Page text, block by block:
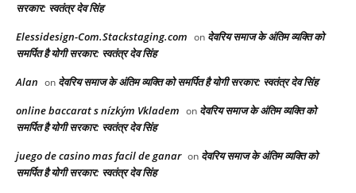
सरकार: स्वतंत्र देव सिंह
Elessidesign-Com.Stackstaging.com on देवरिय समाज के अंतिम व्यक्ति को
समर्पित है योगी सरकार: स्वतंत्र देव सिंह
Alan on देवरिय समाज के अंतिम व्यक्ति को समर्पित है योगी सरकार: स्वतंत्र देव सिंह
online baccarat s nízkým Vkladem on देवरिय समाज के अंतिम व्यक्ति को
समर्पित है योगी सरकार: स्वतंत्र देव सिंह
juego de casino mas facil de ganar on देवरिय समाज के अंतिम व्यक्ति को
समर्पित है योगी सरकार: स्वतंत्र देव सिंह